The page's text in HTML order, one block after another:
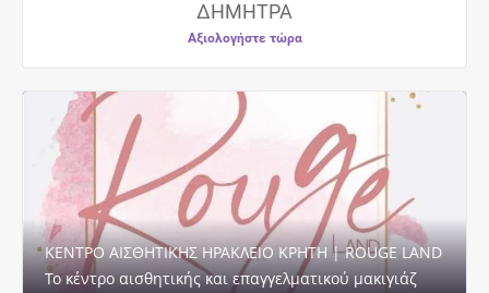
ΔΗΜΗΤΡΑ
Αξιολογήστε τώρα
ΚΕΝΤΡΟ ΑΙΣΘΗΤΙΚΗΣ ΗΡΑΚΛΕΙΟ ΚΡΗΤΗ | ROUGE LAND
Το κέντρο αισθητικής και επαγγελματικού μακιγιάζ